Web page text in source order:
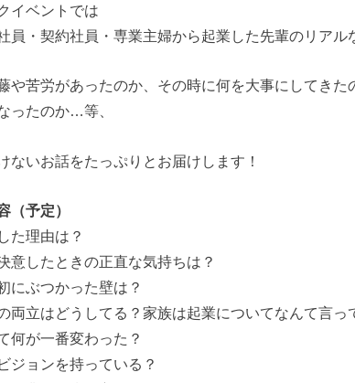
イベントでは
員・契約社員・専業主婦から起業した先輩のリアル
や苦労があったのか、その時に何を大事にしてき
ったのか…等、
ないお話をたっぷりとお届けします！
（予定）
た理由は？
意したときの正直な気持ちは？
にぶつかった壁は？
両立はどうしてる？家族は起業についてなんて言っ
何が一番変わった？
ジョンを持っている？